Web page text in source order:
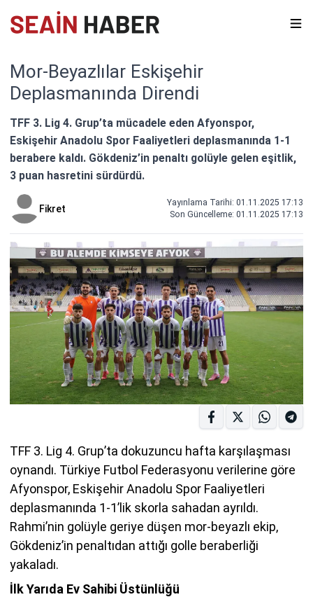
Mor-Beyazlılar Eskişehir
Deplasmanında Direndi
TFF 3. Lig 4. Grup’ta mücadele eden Afyonspor,
Eskişehir Anadolu Spor Faaliyetleri deplasmanında 1-1
berabere kaldı. Gökdeniz’in penaltı golüyle gelen eşitlik,
3 puan hasretini sürdürdü.
Fikret
Yayınlama Tarihi: 01.11.2025 17:13
Son Güncelleme: 01.11.2025 17:13
TFF 3. Lig 4. Grup’ta dokuzuncu hafta karşılaşması
oynandı. Türkiye Futbol Federasyonu verilerine göre
Afyonspor, Eskişehir Anadolu Spor Faaliyetleri
deplasmanında 1-1’lik skorla sahadan ayrıldı.
Rahmi’nin golüyle geriye düşen mor-beyazlı ekip,
Gökdeniz’in penaltıdan attığı golle beraberliği
yakaladı.
İlk Yarıda Ev Sahibi Üstünlüğü